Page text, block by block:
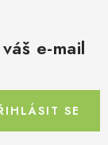
e-mail
SE